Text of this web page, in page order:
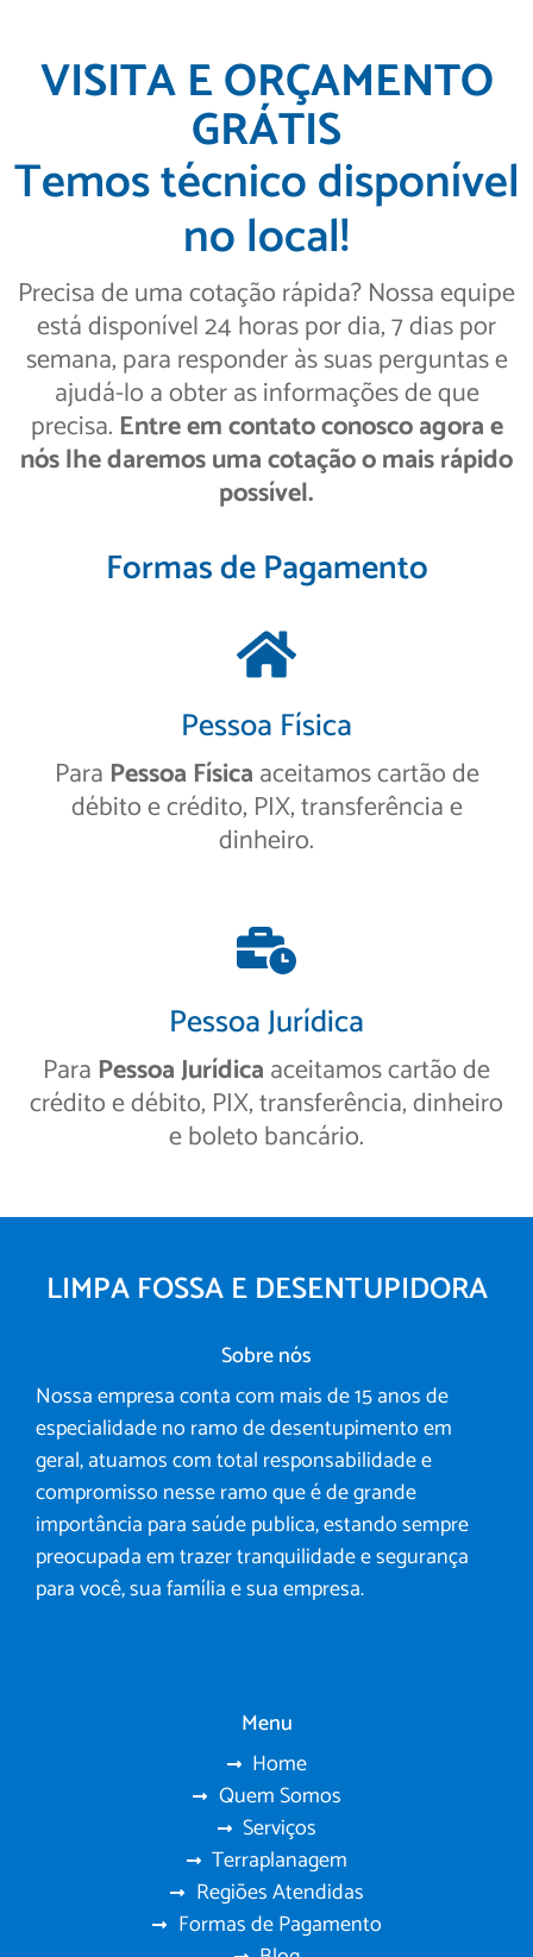
VISITA E ORÇAMENTO
GRÁTIS
Temos técnico disponível
no local!
Precisa de uma cotação rápida? Nossa equipe
está disponível 24 horas por dia, 7 dias por
semana, para responder às suas perguntas e
ajudá-lo a obter as informações de que
precisa. Entre em contato conosco agora e
nós lhe daremos uma cotação o mais rápido
possível.
Formas de Pagamento
Pessoa Física
Para Pessoa Físicaaceitamos cartão de
débito e crédito, PIX, transferência e
dinheiro.
Pessoa Jurídica
Para Pessoa Jurídicaaceitamos cartão de
crédito e débito, PIX, transferência, dinheiro
e boleto bancário.
LIMPA FOSSA E DESENTUPIDORA
Sobre nós
Nossa empresa conta com mais de 15 anos de
especialidade no ramo de desentupimento em
geral, atuamos com total responsabilidade e
compromisso nesse ramo que é de grande
importância para saúde publica, estando sempre
preocupada em trazer tranquilidade e segurança
para você, sua família e sua empresa.
Menu
Home
Quem Somos
Serviços
Terraplanagem
Regiões Atendidas
Formas de Pagamento